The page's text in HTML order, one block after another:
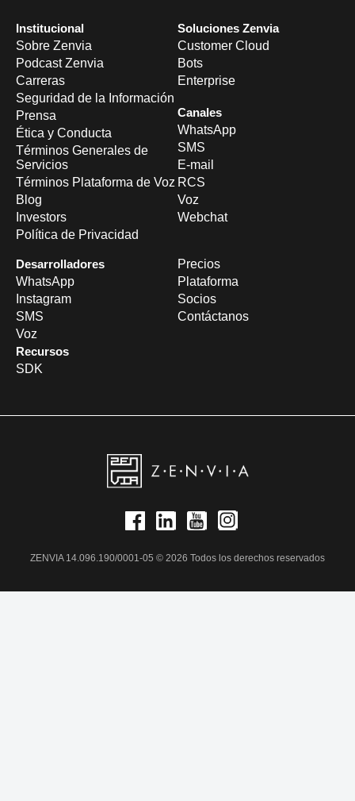
Institucional
Sobre Zenvia
Podcast Zenvia
Carreras
Seguridad de la Información
Prensa
Ética y Conducta
Términos Generales de
Servicios
Términos Plataforma de Voz
Blog
Investors
Política de Privacidad
Soluciones Zenvia
Customer Cloud
Bots
Enterprise
Canales
WhatsApp
SMS
E-mail
RCS
Voz
Webchat
Desarrolladores
WhatsApp
Instagram
SMS
Voz
Recursos
SDK
Precios
Plataforma
Socios
Contáctanos
ZENVIA 14.096.190/0001-05 © 2026 Todos los derechos reservados